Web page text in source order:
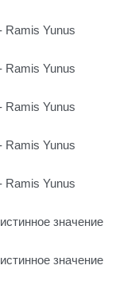
Ramis Yunus
Ramis Yunus
Ramis Yunus
Ramis Yunus
Ramis Yunus
значение
значение